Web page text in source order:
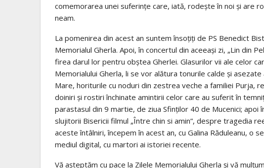
comemorarea unei suferințe care, iată, rodește în noi și are
neam.
La pomenirea din acest an suntem însoțiți de PS Benedict
Memorialul Gherla. Apoi, în concertul din aceeași zi, „Lin din
firea darul lor pentru obștea Gherlei. Glasurilor vii ale celor
Memorialului Gherla, li se vor alătura tonurile calde și
Mare, horiturile cu noduri din zestrea veche a familiei Purja,
doiniri și rostiri închinate amintirii celor care au suferit în
parastasul din 9 martie, de ziua Sfinților 40 de Mucenici;
slujitorii Bisericii filmul „Între chin si amin”, despre tragedia
aceste întâlniri, începem în acest an, cu Galina Răduleanu, o
mediul digital, cu martori ai istoriei recente.
Vă așteptăm cu pace la Zilele Memorialului Gherla și vă